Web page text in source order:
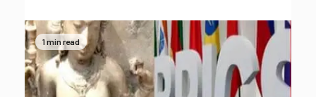
1 min read